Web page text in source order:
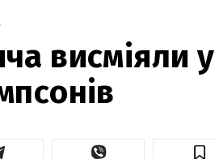
висміяли у